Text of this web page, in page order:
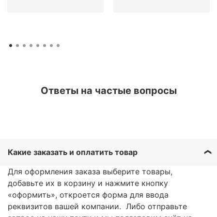
Ответы на частые вопросы
Какие заказать и оплатить товар
Для оформления заказа выберите товары,
добавьте их в корзину и нажмите кнопку
«оформить», откроется форма для ввода
реквизитов вашей компании. Либо отправьте